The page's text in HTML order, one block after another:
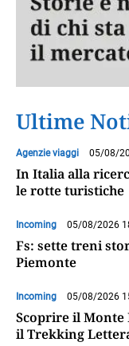
Ultime
Agenzie viaggi 05/08/
In Italia alla
le rotte turistiche
Incoming 05/08/2026
Fs: sette treni
Piemonte
Incoming 05/08/2026
Scoprire il Monte
il Trekking